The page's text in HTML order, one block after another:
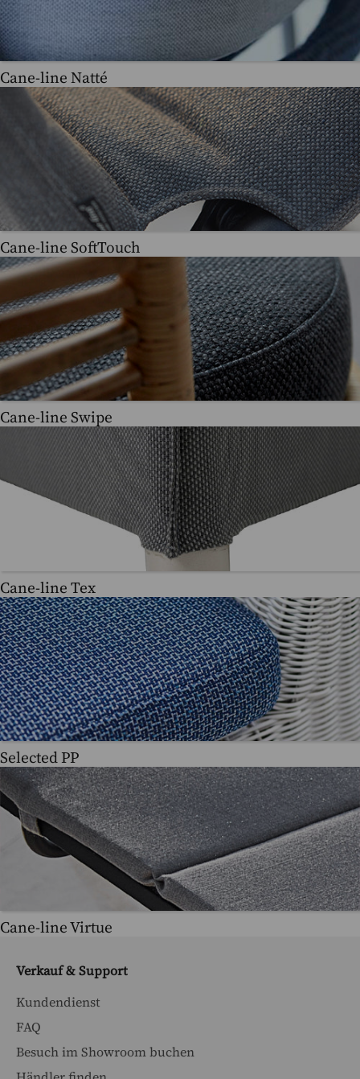
Cane-line Natté
Cane-line SoftTouch
Cane-line Swipe
Cane-line Tex
Selected PP
Cane-line Virtue
Verkauf & Support
Kundendienst
FAQ
Besuch im Showroom buchen